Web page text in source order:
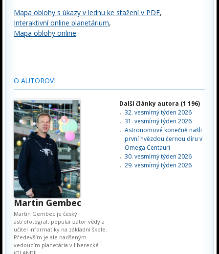
Mapa oblohy s úkazy v lednu ke stažení v PDF,
Interaktivní online planetárium,
Mapa oblohy online.
O AUTOROVI
Martin Gembec
Martin Gembec je český
astrofotograf, popularizátor vědy a
učitel informatiky na základní škole.
Především je ale nadšeným
vedoucím planetária v liberecké
Další články autora (1 196)
32. vesmírný týden 2026
31. vesmírný týden 2026
Astronomové konečně našli
první hvězdou černou díru v
Omega Centauri
30. vesmírný týden 2026
29. vesmírný týden 2026